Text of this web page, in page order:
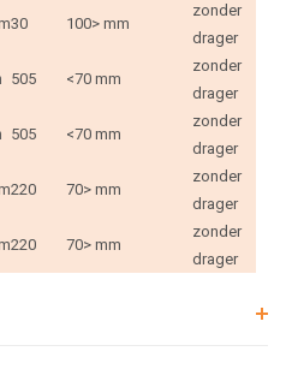
30 100> mm
zonder
drager
505 <70 mm
zonder
drager
505 <70 mm
zonder
drager
220 70> mm
zonder
drager
220 70> mm
zonder
drager